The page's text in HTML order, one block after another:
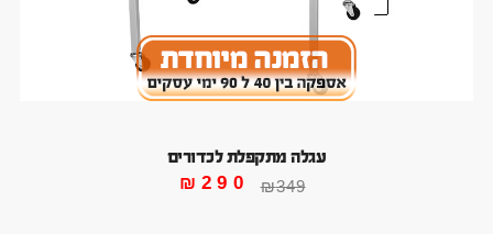
עגלה מתקפלת לכדורים
₪349
₪ 290